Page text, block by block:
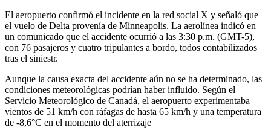
El aeropuerto confirmó el incidente en la red social X y señaló que
el vuelo de Delta provenía de Minneapolis. La aerolínea indicó en
un comunicado que el accidente ocurrió a las 3:30 p.m. (GMT-5),
con 76 pasajeros y cuatro tripulantes a bordo, todos contabilizados
tras el siniestr.
Aunque la causa exacta del accidente aún no se ha determinado, las
condiciones meteorológicas podrían haber influido. Según el
Servicio Meteorológico de Canadá, el aeropuerto experimentaba
vientos de 51 km/h con ráfagas de hasta 65 km/h y una temperatura
de -8,6°C en el momento del aterrizaje